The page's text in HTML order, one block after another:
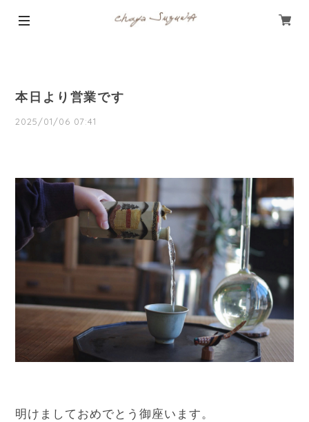
本日より営業です
2025/01/06 07:41
明けましておめでとう御座います。